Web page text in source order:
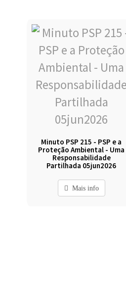
Minuto PSP 215 - PSP e a
Proteção Ambiental - Uma
Responsabilidade
Partilhada 05jun2026
Mais info